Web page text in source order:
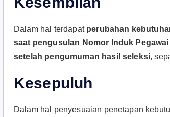
Dalam hal terdapat perubahan
saat pengusulan Nomor Induk
setelah pengumuman hasil seleksi,
Kesepuluh
Dalam hal penyesuaian penetapan